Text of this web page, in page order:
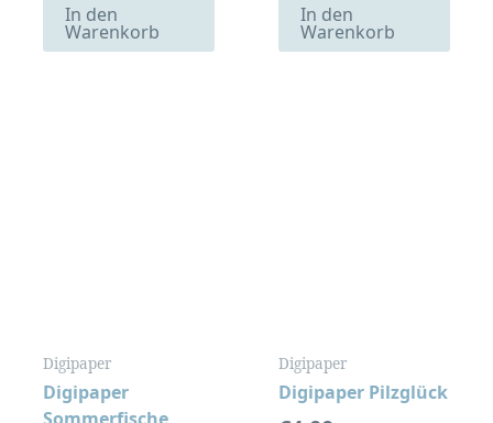
In den
Warenkorb
In den
Warenkorb
Digipaper
Digipaper
Digipaper
Digipaper Pilzglück